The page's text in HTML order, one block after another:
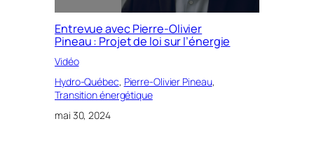
Entrevue avec Pierre-Olivier
Pineau : Projet de loi sur l’énergie
Vidéo
Hydro-Québec, Pierre-Olivier Pineau
Transition énergétique
mai 30, 2024